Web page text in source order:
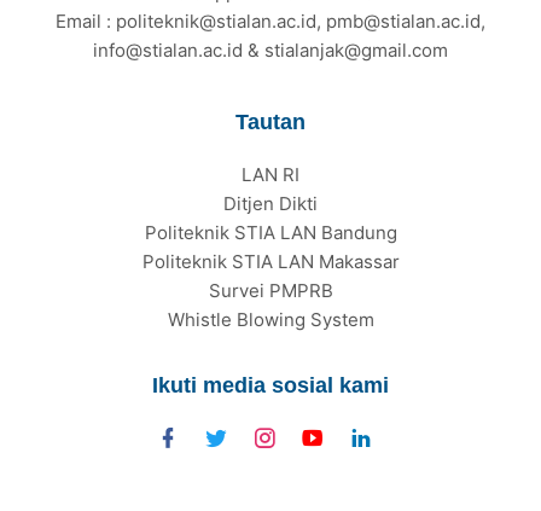
Email : politeknik@stialan.ac.id, pmb@stialan.ac.id,
info@stialan.ac.id & stialanjak@gmail.com
Tautan
LAN RI
Ditjen Dikti
Politeknik STIA LAN Bandung
Politeknik STIA LAN Makassar
Survei PMPRB
Whistle Blowing System
Ikuti media sosial kami